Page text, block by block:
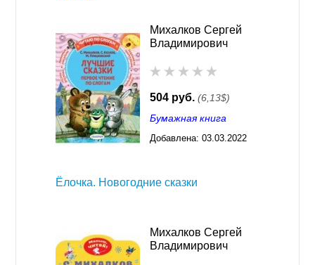
Михалков Сергей
Владимирович
504 руб. (6,13$)
Бумажная книга
Добавлена: 03.03.2022
Ёлочка. Новогодние сказки
Михалков Сергей
Владимирович